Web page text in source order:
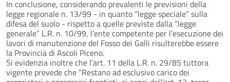
In conclusione, considerando prevalenti le previsioni della
legge regionale n. 13/99 - in quanto “legge speciale” sulla
difesa del suolo - rispetto a quelle previste dalla “legge
generale” L.R. n. 10/99, l’ente competente per l’esecuzione dei
lavori di manutenzione del Fosso dei Galli risulterebbe essere
la Provincia di Ascoli Piceno.
Si evidenzia inoltre che l’art. 11 della L.R. n. 29/85 tuttora
vigente prevede che “Restano ad esclusivo carico dei